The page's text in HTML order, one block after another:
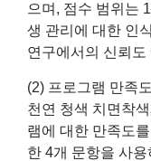
으며, 점수 범위는
생 관리에 대한 인
연구에서의 신뢰도
(2) 프로그램 만족도
천연 청색 치면착
램에 대한 만족도
한 4개 문항을 사